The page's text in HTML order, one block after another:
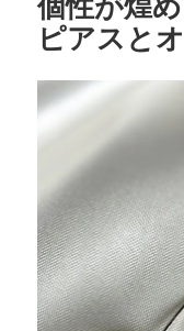
o
k
ピアスと